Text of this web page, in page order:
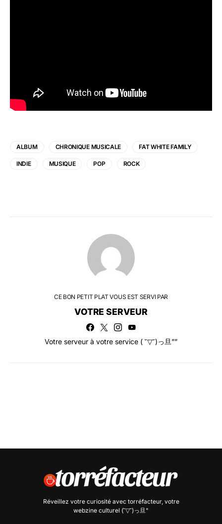
ALBUM CHRONIQUE MUSICALE FAT WHITE FAMILY
INDIE MUSIQUE POP ROCK
CE BON PETIT PLAT VOUS EST SERVI PAR
VOTRE SERVEUR
Votre serveur à votre service ( ˘▽˘)っ旦””
Réveillez votre curiosité avec torréfacteur, votre
webzine culturel (˘▽˘)っ旦"